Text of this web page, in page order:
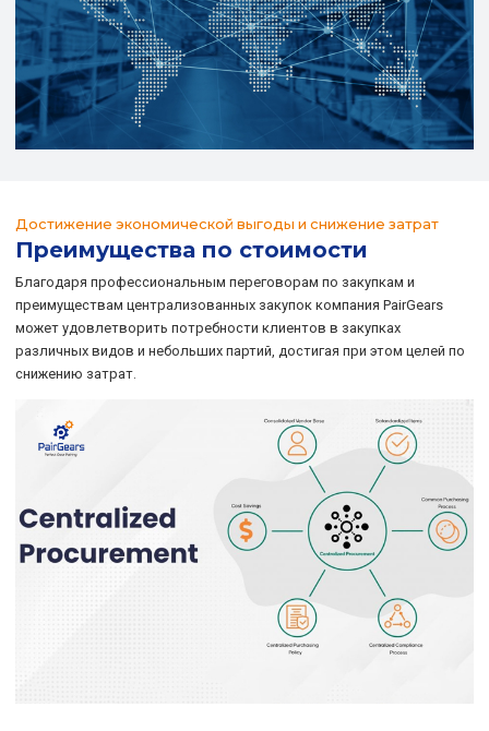
Достижение экономической выгоды и снижение затрат
Преимущества по стоимости
Благодаря профессиональным переговорам по закупкам и
преимуществам централизованных закупок компания PairGears
может удовлетворить потребности клиентов в закупках
различных видов и небольших партий, достигая при этом целей по
снижению затрат.